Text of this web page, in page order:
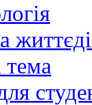
тема